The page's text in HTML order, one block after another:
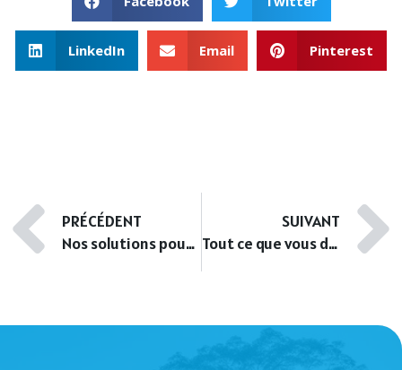
LinkedIn Email Pinterest
PRÉCÉDENT
Nos solutions pour louer un appartement T3 à Orléans rapidement
SUIVANT
Tout ce que vous devez savoir sur la location d’un T4 à Montrouge